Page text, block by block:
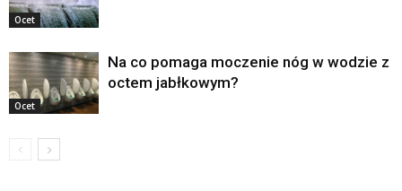
Ocet
Ocet
Na co pomaga moczenie nóg w wodzie z
octem jabłkowym?